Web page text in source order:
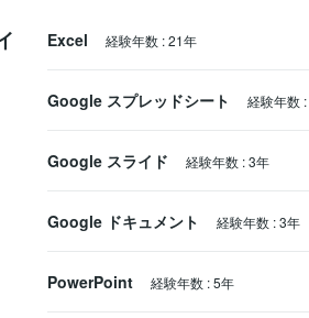
びです。
とを心がけています。
こない・・・」という不安を解消します
事情を前提にお答えします
Excel 経験年数 :21年
Google スプレッドシート 経験年数 :
Google スライド 経験年数 :3年
Google ドキュメント 経験年数 :3年
PowerPoint 経験年数 :5年